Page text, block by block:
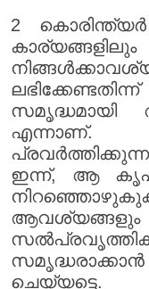
2
സമൃദ്ധമായി
എന്നാണ്.
ഇന്ന്, ആ കൃപ
ആവശ്യങ്ങളും
ചെയ്യട്ടെ.